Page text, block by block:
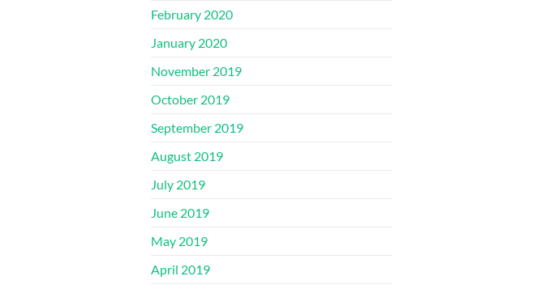
February 2020
January 2020
November 2019
October 2019
September 2019
August 2019
July 2019
June 2019
May 2019
April 2019